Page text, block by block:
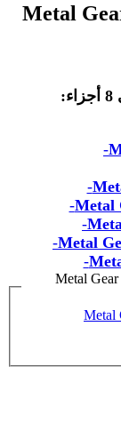
Metal
-
-
-
-
-
-
Metal
Metal